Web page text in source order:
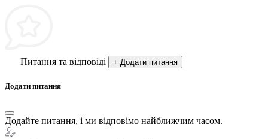
Питання та відповіді + Додати питання
Додати питання
Додайте питання, і ми відповімо найближчим часом.